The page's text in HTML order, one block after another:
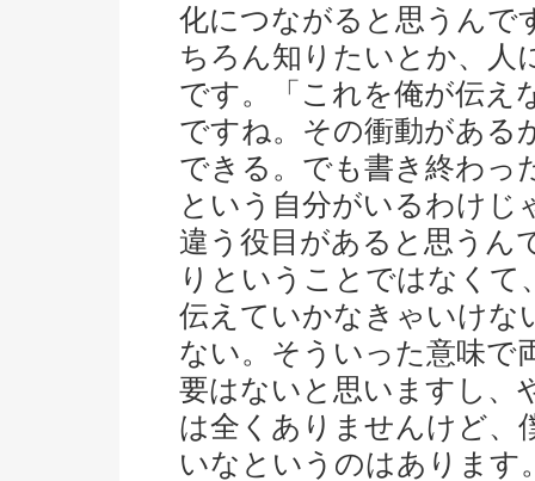
化につながると思うんで
ちろん知りたいとか、人
です。「これを俺が伝え
ですね。その衝動がある
できる。でも書き終わっ
という自分がいるわけ
違う役目があると思うん
りということではなく
伝えていかなきゃいけな
ない。そういった意味で
要はないと思いますし、
は全くありませんけど、
いなというのはあります